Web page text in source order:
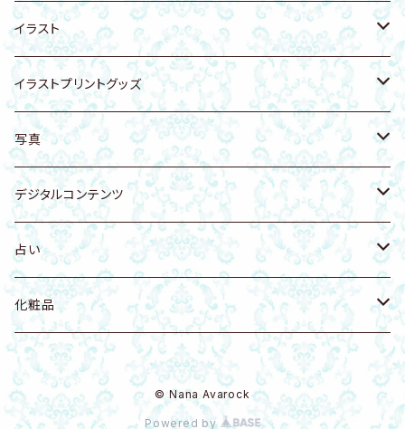
アンクレット
遠野の霊石入り陶器
天然石付きイラスト・写真
リング
置物
Ｔシャツ・衣類
化粧品
アンクレット
龍体文字
雑貨
アート
リング
ヘアゴム
健康ケア商品
無添加生コラーゲン
アーユルヴェーダ
猫グッズ
犬グッズ
スカルグッズ
イラストカード
壁かけアート
龍グッズ
アマビエグッズ
モビール
イラスト
動物・生き物
猫
猫科
犬
人物
開運・天使・神聖幾何学
花・自然
虹 レインボー
花 フラワー
海・海の生き物
神獣・幻獣・伝説の生き物
龍・ドラゴン
イラストプリントグッズ
Tシャツ
バッグ
ファブリックボード
タオル
アクリルグッズ
写真
空・月・太陽・虹
自然・山・植物・花
寺社仏閣
デジタルコンテンツ
Music
健康法
写真
占い
八百万の神開運歴 守護神鑑定書
八百万の神開運歴 密霊鑑定書
化粧品
DIAMO（ダイヤモンドパウダー入）
Q-bitホワイト量子
© Nana Avarock
Powered by